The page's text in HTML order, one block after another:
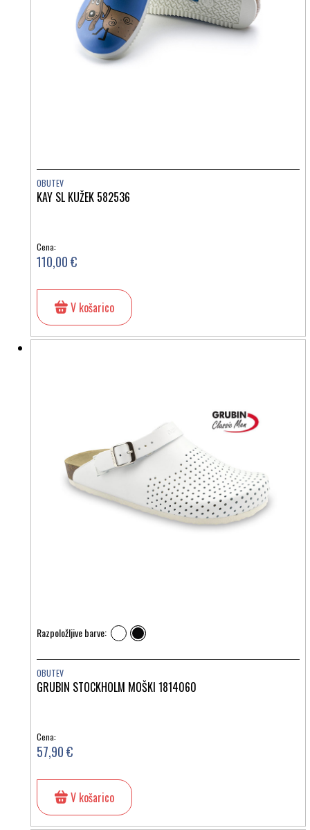
OBUTEV
KAY SL KUŽEK 582536
Cena:
110,00 €
V košarico
Razpoložljive barve:
OBUTEV
GRUBIN STOCKHOLM MOŠKI 1814060
Cena:
57,90 €
V košarico